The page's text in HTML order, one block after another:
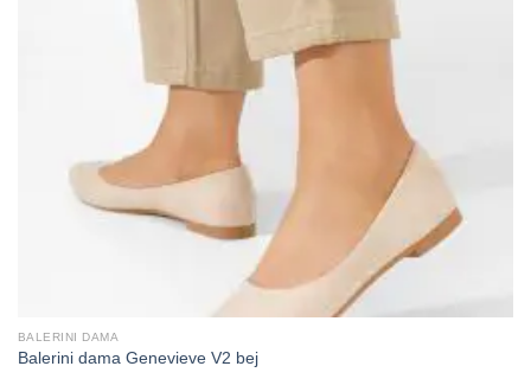
BALERINI DAMA
Balerini dama Genevieve V2 bej